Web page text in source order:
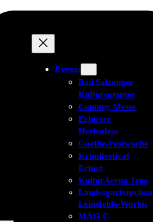
Events
Bad Salzunger
Kultursommer
Country Messe
Erfurter
Herbstlese
Goethe-Festwoche
Krimifestival
Erfurt
KulturArena Jena
Landesgartenschau
Leinefelde-Worbis
MAG-C